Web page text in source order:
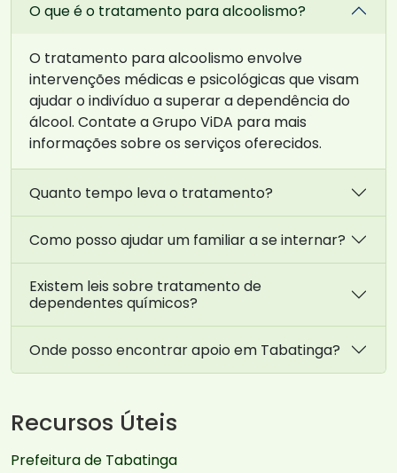
O que é o tratamento para alcoolismo?
O tratamento para alcoolismo envolve
intervenções médicas e psicológicas que visam
ajudar o indivíduo a superar a dependência do
álcool. Contate a Grupo ViDA para mais
informações sobre os serviços oferecidos.
Quanto tempo leva o tratamento?
Como posso ajudar um familiar a se internar?
Existem leis sobre tratamento de
dependentes químicos?
Onde posso encontrar apoio em Tabatinga?
Recursos Úteis
Prefeitura de Tabatinga